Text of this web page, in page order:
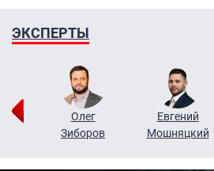
ЭКСПЕРТЫ
Олег
Зиборов
Евгений
Мошняцкий